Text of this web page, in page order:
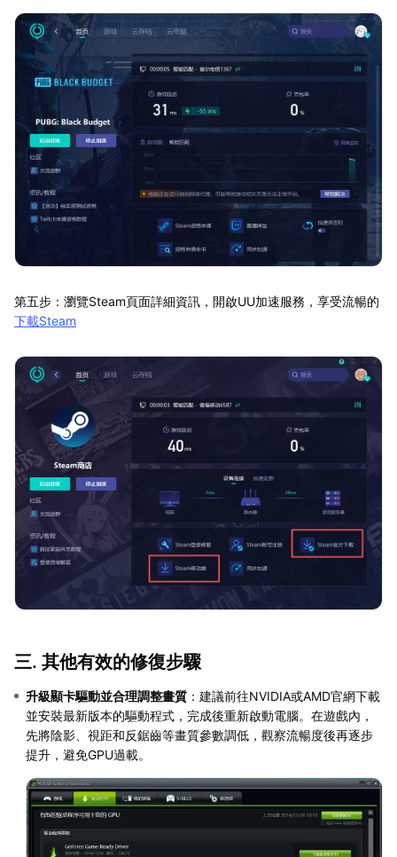
第五步：瀏覽Steam頁面詳細資訊，開啟UU加速服務，享受流暢的
下載Steam
三. 其他有效的修復步驟
升級顯卡驅動並合理調整畫質 ：建議前往NVIDIA或AMD官網下載
並安裝最新版本的驅動程式，完成後重新啟動電腦。在遊戲內，
先將陰影、視距和反鋸齒等畫質參數調低，觀察流暢度後再逐步
提升，避免GPU過載。